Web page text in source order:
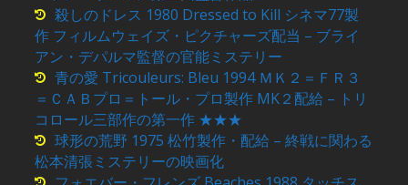
殺しのドレス 1980 Dressed to Kill シネマ77製
作 フィルムウェイズ・ピクチャーズ配当 – ブライ
アン・デパルマ監督の官能ミステリー
青の愛 Tricouleurs: Bleu 1994 ＭＫ２＝ＦＲ３
＝ＣＡＢプロ＝トール・プロ製作 MK２配給 – トリ
コロール三部作の第一作 ★★★
球形の荒野 1975 松竹製作・配給 – 終戦に関わる
松本清張ミステリーの映画化